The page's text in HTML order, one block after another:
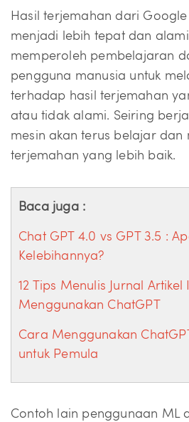
Hasil terjemahan dari Google
menjadi lebih tepat dan
memperoleh pembelajaran
pengguna manusia untuk
terhadap hasil terjemahan
atau tidak alami. Seiring
mesin akan terus belajar dan
terjemahan yang lebih baik.
Baca juga :
Chat GPT 4.0 vs GPT 3.5 :
Kelebihannya?
12 Tips Menulis Jurnal Artikel
Menggunakan ChatGPT
Cara Menggunakan
untuk Pemula
Contoh lain penggunaan ML